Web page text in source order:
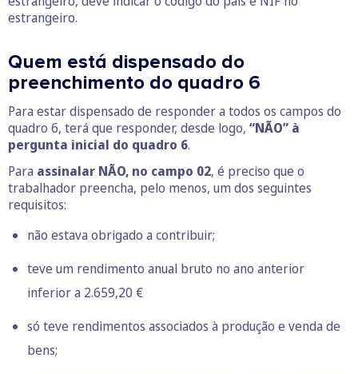
estrangeiro.
Quem está dispensado do
preenchimento do quadro 6
Para estar dispensado de responder a todos os campos do
quadro 6, terá que responder, desde logo, “NÃO” à
pergunta inicial do quadro 6.
Para assinalar NÃO, no campo 02, é preciso que o
trabalhador preencha, pelo menos, um dos seguintes
requisitos:
não estava obrigado a contribuir;
teve um rendimento anual bruto no ano anterior
inferior a 2.659,20 €
só teve rendimentos associados à produção e venda de
bens;